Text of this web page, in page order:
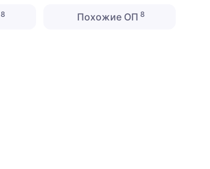
8 Похожие ОП 8